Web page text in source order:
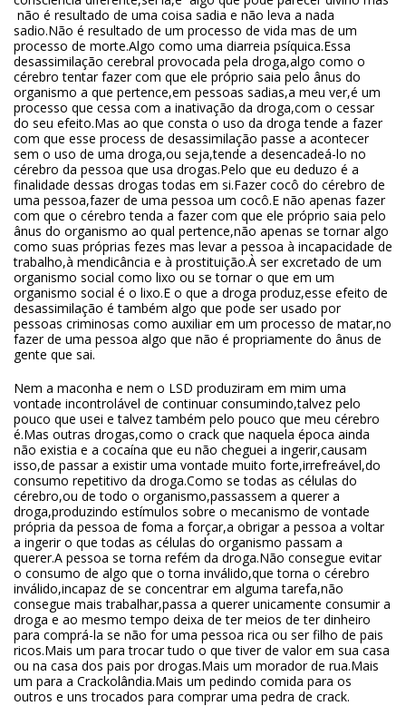
não é resultado de uma coisa sadia e não leva a nada
sadio.Não é resultado de um processo de vida mas de um
processo de morte.Algo como uma diarreia psíquica.Essa
desassimilação cerebral provocada pela droga,algo como o
cérebro tentar fazer com que ele próprio saia pelo ânus do
organismo a que pertence,em pessoas sadias,a meu ver,é um
processo que cessa com a inativação da droga,com o cessar
do seu efeito.Mas ao que consta o uso da droga tende a fazer
com que esse process de desassimilação passe a acontecer
sem o uso de uma droga,ou seja,tende a desencadeá-lo no
cérebro da pessoa que usa drogas.Pelo que eu deduzo é a
finalidade dessas drogas todas em si.Fazer cocô do cérebro de
uma pessoa,fazer de uma pessoa um cocô.E não apenas fazer
com que o cérebro tenda a fazer com que ele próprio saia pelo
ânus do organismo ao qual pertence,não apenas se tornar algo
como suas próprias fezes mas levar a pessoa à incapacidade de
trabalho,à mendicância e à prostituição.À ser excretado de um
organismo social como lixo ou se tornar o que em um
organismo social é o lixo.E o que a droga produz,esse efeito de
desassimilação é também algo que pode ser usado por
pessoas criminosas como auxiliar em um processo de matar,no
fazer de uma pessoa algo que não é propriamente do ânus de
gente que sai.
Nem a maconha e nem o LSD produziram em mim uma
vontade incontrolável de continuar consumindo,talvez pelo
pouco que usei e talvez também pelo pouco que meu cérebro
é.Mas outras drogas,como o crack que naquela época ainda
não existia e a cocaína que eu não cheguei a ingerir,causam
isso,de passar a existir uma vontade muito forte,irrefreável,do
consumo repetitivo da droga.Como se todas as células do
cérebro,ou de todo o organismo,passassem a querer a
droga,produzindo estímulos sobre o mecanismo de vontade
própria da pessoa de foma a forçar,a obrigar a pessoa a voltar
a ingerir o que todas as células do organismo passam a
querer.A pessoa se torna refém da droga.Não consegue evitar
o consumo de algo que o torna inválido,que torna o cérebro
inválido,incapaz de se concentrar em alguma tarefa,não
consegue mais trabalhar,passa a querer unicamente consumir a
droga e ao mesmo tempo deixa de ter meios de ter dinheiro
para comprá-la se não for uma pessoa rica ou ser filho de pais
ricos.Mais um para trocar tudo o que tiver de valor em sua casa
ou na casa dos pais por drogas.Mais um morador de rua.Mais
um para a Crackolândia.Mais um pedindo comida para os
outros e uns trocados para comprar uma pedra de crack.